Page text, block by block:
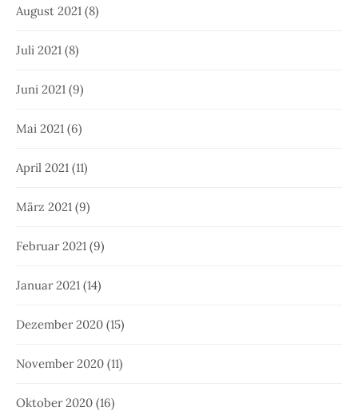
August 2021 (8)
Juli 2021 (8)
Juni 2021 (9)
Mai 2021 (6)
April 2021 (11)
März 2021 (9)
Februar 2021 (9)
Januar 2021 (14)
Dezember 2020 (15)
November 2020 (11)
Oktober 2020 (16)